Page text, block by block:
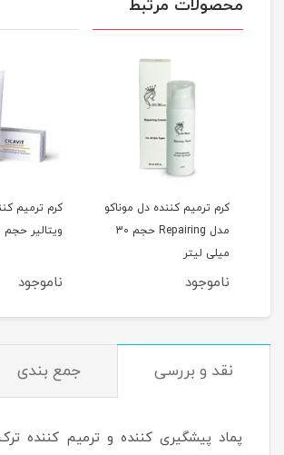
محصولات مرتبط
کرم ترمیم کننده دل موناکو
مدل Repairing حجم 30
میلی لیتر
ناموجود
کرم ترمیم
ویتالیر حجم 30 میلی لیتر
ناموجود
نقد و بررسی جمع بندی
پماد پیشگیری کننده و ترمیم کننده ترک